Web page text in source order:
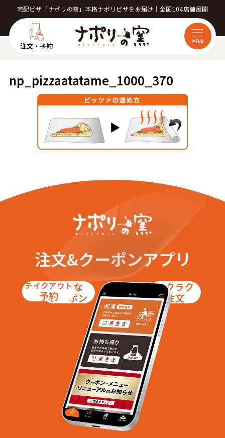
宅配ピザ「ナポリの窯」本格ナポリピザをお届け｜全国104店舗展開
注文・予約 MENU
np_pizzaatatame_1000_370
注文&クーポンアプリ
お得な
クーポン
テイクアウト
予約
ラクラク
注文